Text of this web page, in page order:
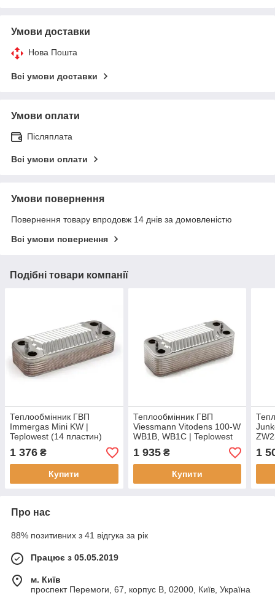
Умови доставки
Нова Пошта
Всі умови доставки
Умови оплати
Післяплата
Всі умови оплати
Умови повернення
Повернення товару впродовж 14 днів за домовленістю
Всі умови повернення
Подібні товари компанії
Теплообмінник ГВП
Immergas Mini KW |
Teplowest (14 пластин)
1 376 ₴
Купити
Теплообмінник ГВП
Viessmann Vitodens 100-W
WB1B, WB1C | Teplowest
(20 пластин)
1 935₴
Купити
1
Про нас
88% позитивних з 41 відгука за рік
Працює з 05.05.2019
м. Київ
проспект Перемоги, 67, корпус В, 02000, Київ, Україна